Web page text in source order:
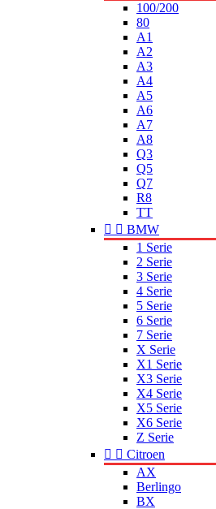
100/200
80
A1
A2
A3
A4
A5
A6
A7
A8
Q3
Q5
Q7
R8
TT
  BMW
1 Serie
2 Serie
3 Serie
4 Serie
5 Serie
6 Serie
7 Serie
X Serie
X1 Serie
X3 Serie
X4 Serie
X5 Serie
X6 Serie
Z Serie
  Citroen
AX
Berlingo
BX